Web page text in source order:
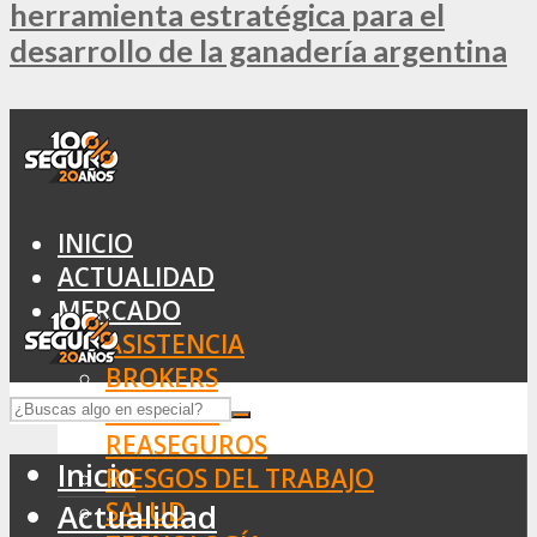
herramienta estratégica para el
desarrollo de la ganadería argentina
INICIO
ACTUALIDAD
MERCADO
ASISTENCIA
BROKERS
SEGUROS
REASEGUROS
RIESGOS DEL TRABAJO
SALUD
Inicio
Actualidad